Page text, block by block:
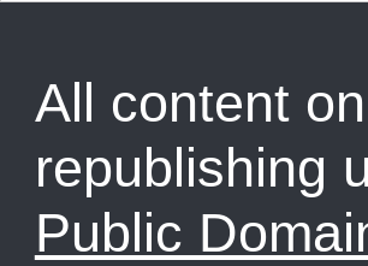
All content
republishing
Public